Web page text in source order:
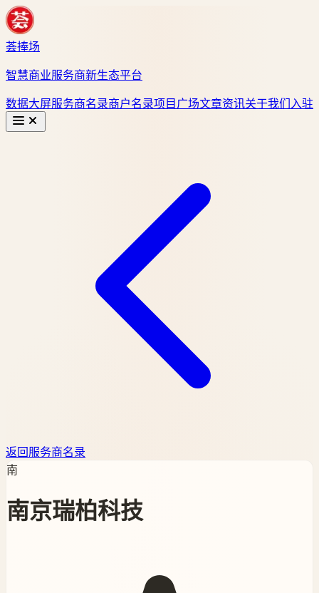
荟捧场
智慧商业服务商新生态平台
数据大屏服务商名录商户名录项目广场文章资讯关于我们 入驻
返回服务商名录
南
南京瑞柏科技